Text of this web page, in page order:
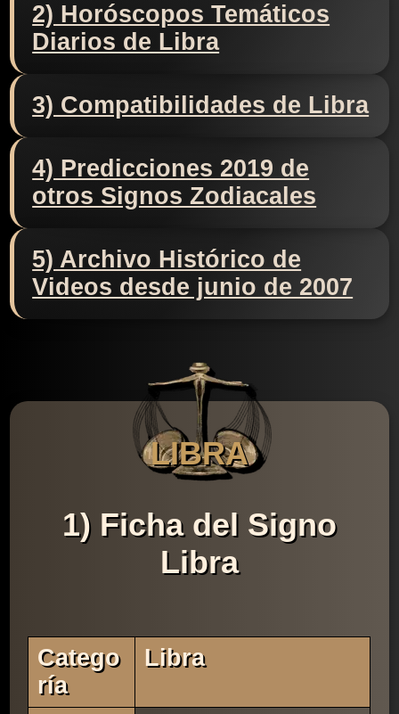
2) Horóscopos Temáticos
Diarios de Libra
3) Compatibilidades de Libra
4) Predicciones 2019 de
otros Signos Zodiacales
5) Archivo Histórico de
Videos desde junio de 2007
LIBRA
1) Ficha del Signo
Libra
Catego
Ría
Libra